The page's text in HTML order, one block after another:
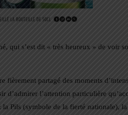
qui s’est dit « très heureux » de voir
fièrement partagé des moments
d’admirer l’attention particulière
Pils (symbole de la fierté nationale),